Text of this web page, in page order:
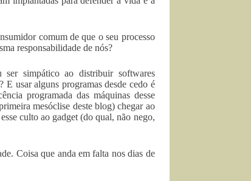
comum de que o seu processo
responsabilidade de nós?
simpático ao distribuir softwares
E usar alguns programas desde cedo é
programada das máquinas desse
mesóclise deste blog) chegar ao
culto ao gadget (do qual, não nego,
Coisa que anda em falta nos dias de